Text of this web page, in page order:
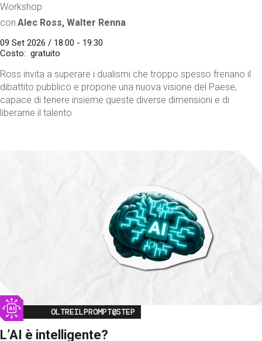
Workshop
con Alec Ross, Walter Renna
09 Set 2026 / 18:00 - 19:30
Costo
gratuito
Ross invita a superare i dualismi che troppo spesso frenano il
dibattito pubblico e propone una nuova visione del Paese,
capace di tenere insieme queste diverse dimensioni e di
liberarne il talento
Image
OLTREILPROMPT@STEP
L’AI è intelligente?